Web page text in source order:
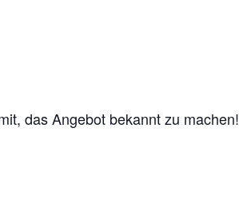
das Angebot bekannt zu machen!